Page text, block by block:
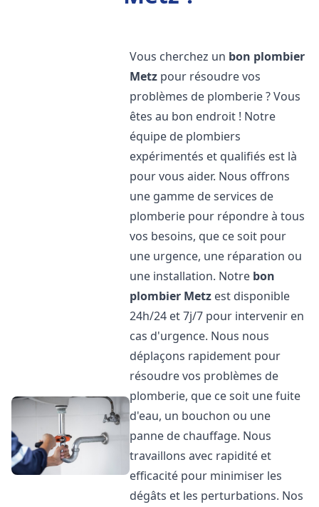
Vous cherchez un bon plombier
Metz pour résoudre vos
problèmes de plomberie ? Vous
êtes au bon endroit ! Notre
équipe de plombiers
expérimentés et qualifiés est là
pour vous aider. Nous offrons
une gamme de services de
plomberie pour répondre à tous
vos besoins, que ce soit pour
une urgence, une réparation ou
une installation. Notre bon
plombier Metz est disponible
24h/24 et 7j/7 pour intervenir en
cas d'urgence. Nous nous
déplaçons rapidement pour
résoudre vos problèmes de
plomberie, que ce soit une fuite
d'eau, un bouchon ou une
panne de chauffage. Nous
travaillons avec rapidité et
efficacité pour minimiser les
dégâts et les perturbations. Nos